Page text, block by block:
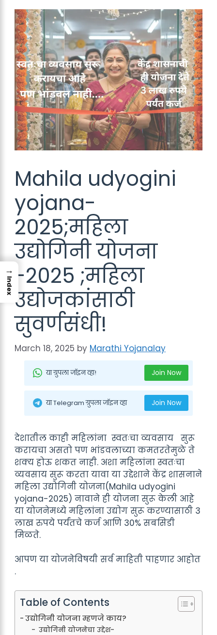
Mahila udyogini
yojana-
2025;महिला
उद्योगिनी योजना
-2025 ;महिला
उद्योजकांसाठी
सुवर्णसंधी!
March 18, 2025 by Marathi Yojanalay
या ग्रुपला जॉइन व्हा! Join Now
या Telegram ग्रुपला जॉइन व्हा Join Now
देशातील काही महिलांना स्वतःचा व्यवसाय सुरू
करायचा असतो पण भांडवलाच्या कमतरतेमुळे ते
शक्य होऊ शकत नाही. अशा महिलांना स्वतःचा
व्यवसाय सुरू करता यावा या उद्देशाने केंद्र शासनाने
महिला उद्योगिनी योजना(Mahila udyogini
yojana-2025) नावाने ही योजना सुरू केली आहे
या योजनेमध्ये महिलांना उद्योग सुरू करण्यासाठी 3
लाख रुपये पर्यंतचे कर्ज आणि 30% सबसिडी
मिळते.
आपण या योजनेविषयी सर्व माहिती पाहणार आहोत
.
Table of Contents
उद्योगिनी योजना म्हणजे काय?
उद्योगिनी योजनेचा उद्देश-
→
Index